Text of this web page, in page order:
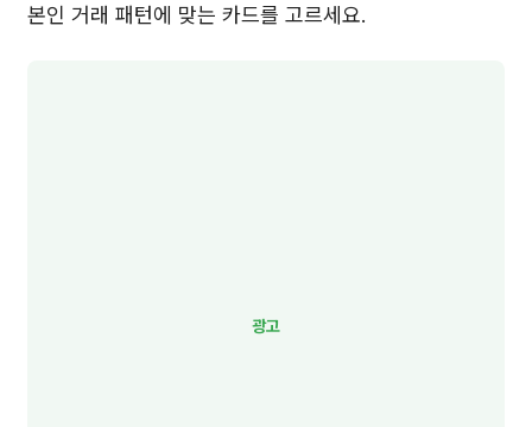
본인 거래 패턴에 맞는 카드를 고르세요.